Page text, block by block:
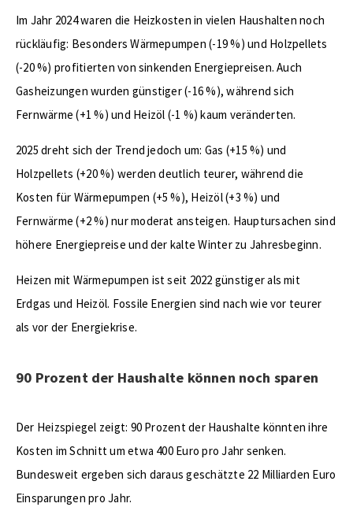
Im Jahr 2024 waren die Heizkosten in vielen Haushalten noch
rückläufig: Besonders Wärmepumpen (-19 %) und Holzpellets
(-20 %) profitierten von sinkenden Energiepreisen. Auch
Gasheizungen wurden günstiger (-16 %), während sich
Fernwärme (+1 %) und Heizöl (-1 %) kaum veränderten.
2025 dreht sich der Trend jedoch um: Gas (+15 %) und
Holzpellets (+20 %) werden deutlich teurer, während die
Kosten für Wärmepumpen (+5 %), Heizöl (+3 %) und
Fernwärme (+2 %) nur moderat ansteigen. Hauptursachen sind
höhere Energiepreise und der kalte Winter zu Jahresbeginn.
Heizen mit Wärmepumpen ist seit 2022 günstiger als mit
Erdgas und Heizöl. Fossile Energien sind nach wie vor teurer
als vor der Energiekrise.
90 Prozent der Haushalte können noch sparen
Der Heizspiegel zeigt: 90 Prozent der Haushalte könnten ihre
Kosten im Schnitt um etwa 400 Euro pro Jahr senken.
Bundesweit ergeben sich daraus geschätzte 22 Milliarden Euro
Einsparungen pro Jahr.